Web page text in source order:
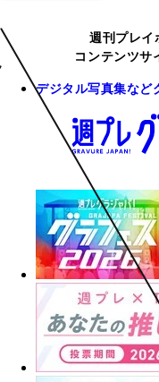
週刊プレイ
コンテンツサ
デジタル写真集など